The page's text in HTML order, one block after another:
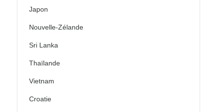
Japon
Nouvelle-Zélande
Sri Lanka
Thaïlande
Vietnam
Croatie